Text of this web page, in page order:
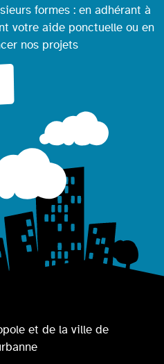
formes : en adhérant à
votre aide ponctuelle ou en
nos projets
et de la ville de